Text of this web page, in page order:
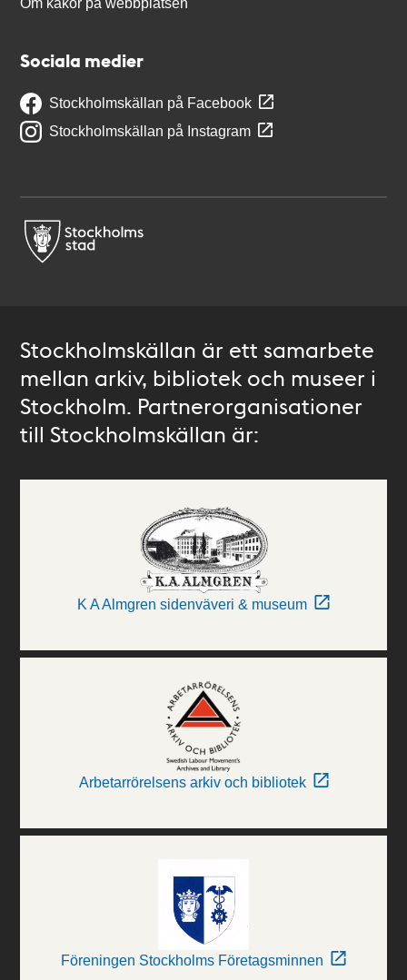
Om kakor på webbplatsen
Sociala medier
Stockholmskällan på Facebook
Stockholmskällan på Instagram
Stockholmskällan är ett samarbete
mellan arkiv, bibliotek och museer i
Stockholm. Partnerorganisationer
till Stockholmskällan är:
K A Almgren sidenväveri & museum
Arbetarrörelsens arkiv och bibliotek
Föreningen Stockholms Företagsminnen